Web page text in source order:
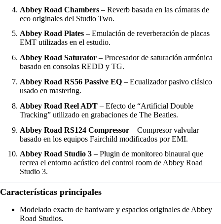
Abbey Road Chambers – Reverb basada en las cámaras de
eco originales del Studio Two.
Abbey Road Plates – Emulación de reverberación de placas
EMT utilizadas en el estudio.
Abbey Road Saturator – Procesador de saturación armónica
basado en consolas REDD y TG.
Abbey Road RS56 Passive EQ – Ecualizador pasivo clásico
usado en mastering.
Abbey Road Reel ADT – Efecto de “Artificial Double
Tracking” utilizado en grabaciones de The Beatles.
Abbey Road RS124 Compressor – Compresor valvular
basado en los equipos Fairchild modificados por EMI.
Abbey Road Studio 3 – Plugin de monitoreo binaural que
recrea el entorno acústico del control room de Abbey Road
Studio 3.
Características principales
Modelado exacto de hardware y espacios originales de Abbey
Road Studios.